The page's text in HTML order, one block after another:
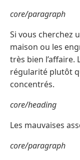
core/paragraph
Si vous cherchez
maison ou les
très bien l’affaire.
régularité plutôt
concentrés.
core/heading
Les mauvaises
core/paragraph